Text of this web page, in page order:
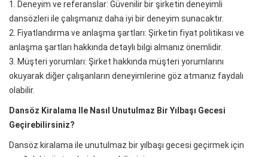
1. Deneyim ve referanslar: Güvenilir bir şirketin deneyimli
dansözleri ile çalışmanız daha iyi bir deneyim sunacaktır.
2. Fiyatlandırma ve anlaşma şartları: Şirketin fiyat politikası ve
anlaşma şartları hakkında detaylı bilgi almanız önemlidir.
3. Müşteri yorumları: Şirket hakkında müşteri yorumlarını
okuyarak diğer çalışanların deneyimlerine göz atmanız faydalı
olabilir.
Dansöz Kiralama Ile Nasıl Unutulmaz Bir Yılbaşı Gecesi
Geçirebilirsiniz?
Dansöz kiralama ile unutulmaz bir yılbaşı gecesi geçirmek için